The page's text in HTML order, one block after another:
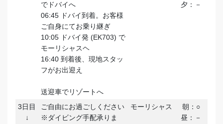
でドバイへ
06:45 ドバイ到着。お客様
ご自身にてお乗り継ぎ
10:05 ドバイ発 (EK703) で
モーリシャスヘ
16:40 到着後、現地スタッ
フがお出迎え
送迎車でリゾートへ
夕：－
3日目
↓
ご自由にお過ごしください
※ダイビング手配承りま
モーリシャス
朝：○
昼：－